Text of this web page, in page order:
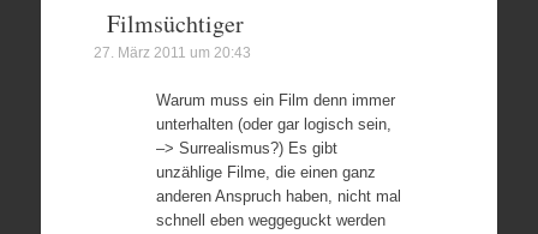
Filmsüchtiger
27. März 2011 um 20:43
Warum muss ein Film denn immer
unterhalten (oder gar logisch sein,
–> Surrealismus?) Es gibt
unzählige Filme, die einen ganz
anderen Anspruch haben, nicht mal
schnell eben weggeguckt werden